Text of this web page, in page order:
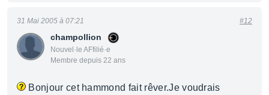
champollion
Nouvel·le AFfilié·e
Membre depuis 22 ans
31 Mai 2005 à 07:21 #12
Bonjour cet hammond fait rêver.Je voudrais